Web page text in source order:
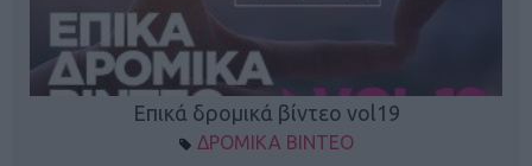
Επικά δρομικά βίντεο vol19
ΔΡΟΜΙΚΑ ΒΙΝΤΕΟ